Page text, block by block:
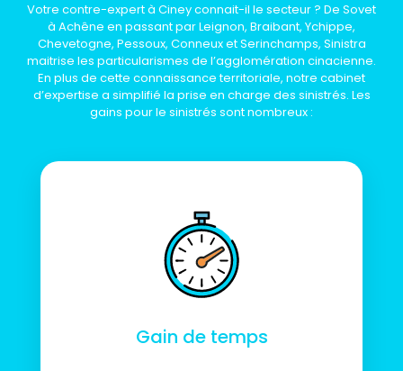
Votre contre-expert à Ciney connait-il le secteur ? De Sovet
à Achêne en passant par Leignon, Braibant, Ychippe,
Chevetogne, Pessoux, Conneux et Serinchamps, Sinistra
maitrise les particularismes de l’agglomération cinacienne.
En plus de cette connaissance territoriale, notre cabinet
d’expertise a simplifié la prise en charge des sinistrés. Les
gains pour le sinistrés sont nombreux :
Gain de temps